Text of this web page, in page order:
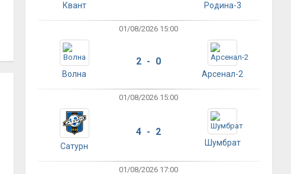
Квант Родина-3
01/08/2026 15:00
Волна
2 - 0
Арсенал-2
01/08/2026 15:00
Сатурн
4 - 2
Шумбрат
01/08/2026 17:00